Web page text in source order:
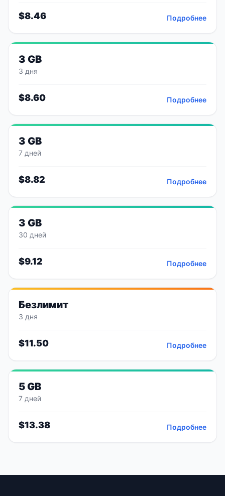
$8.46 Подробнее
3 GB
3 дня
$8.60 Подробнее
3 GB
7 дней
$8.82 Подробнее
3 GB
30 дней
$9.12 Подробнее
Безлимит
3 дня
$11.50 Подробнее
5 GB
7 дней
$13.38 Подробнее